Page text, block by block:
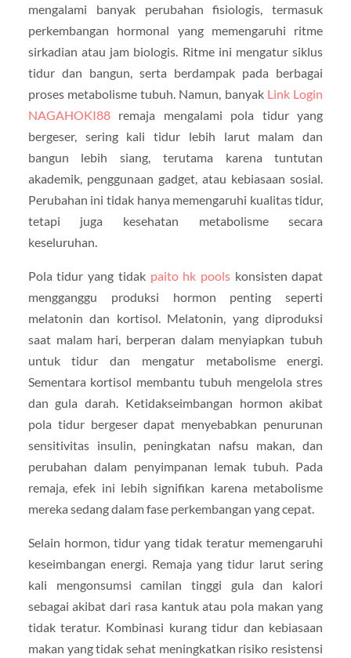
mengalami banyak perubahan fisiologis, termasuk
perkembangan hormonal yang memengaruhi ritme
sirkadian atau jam biologis. Ritme ini mengatur siklus
tidur dan bangun, serta berdampak pada berbagai
proses metabolisme tubuh. Namun, banyak Link Login
NAGAHOKI88remaja mengalami pola tidur yang
bergeser, sering kali tidur lebih larut malam dan
bangun lebih siang, terutama karena tuntutan
akademik, penggunaan gadget, atau kebiasaan sosial.
Perubahan ini tidak hanya memengaruhi kualitas tidur,
tetapi juga kesehatan metabolisme secara
keseluruhan.
Pola tidur yang tidak paito hk poolskonsisten dapat
mengganggu produksi hormon penting seperti
melatonin dan kortisol. Melatonin, yang diproduksi
saat malam hari, berperan dalam menyiapkan tubuh
untuk tidur dan mengatur metabolisme energi.
Sementara kortisol membantu tubuh mengelola stres
dan gula darah. Ketidakseimbangan hormon akibat
pola tidur bergeser dapat menyebabkan penurunan
sensitivitas insulin, peningkatan nafsu makan, dan
perubahan dalam penyimpanan lemak tubuh. Pada
remaja, efek ini lebih signifikan karena metabolisme
mereka sedang dalam fase perkembangan yang cepat.
Selain hormon, tidur yang tidak teratur memengaruhi
keseimbangan energi. Remaja yang tidur larut sering
kali mengonsumsi camilan tinggi gula dan kalori
sebagai akibat dari rasa kantuk atau pola makan yang
tidak teratur. Kombinasi kurang tidur dan kebiasaan
makan yang tidak sehat meningkatkan risiko resistensi